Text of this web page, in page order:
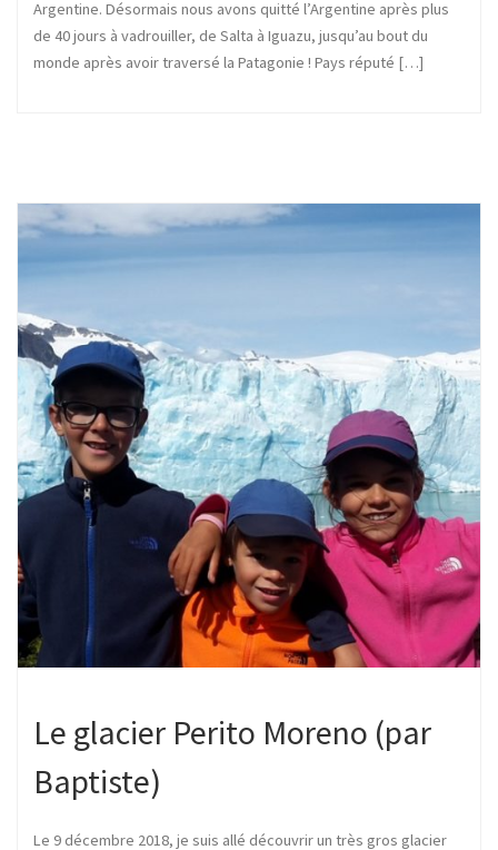
Argentine. Désormais nous avons quitté l’Argentine après plus
de 40 jours à vadrouiller, de Salta à Iguazu, jusqu’au bout du
monde après avoir traversé la Patagonie ! Pays réputé […]
Le glacier Perito Moreno (par
Baptiste)
Le 9 décembre 2018, je suis allé découvrir un très gros glacier